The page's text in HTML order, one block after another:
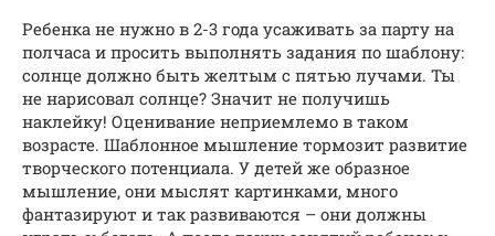
Ребенка не нужно в 2-3 года усаживать за парту на
полчаса и просить выполнять задания по шаблону:
солнце должно быть желтым с пятью лучами. Ты
не нарисовал солнце? Значит не получишь
наклейку! Оценивание неприемлемо в таком
возрасте. Шаблонное мышление тормозит развитие
творческого потенциала. У детей же образное
мышление, они мыслят картинками, много
фантазируют и так развиваются – они должны